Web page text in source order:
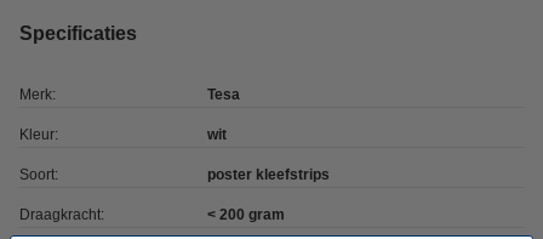
Specificaties
Merk: Tesa
Kleur: wit
Soort: poster kleefstrips
Draagkracht: < 200 gram